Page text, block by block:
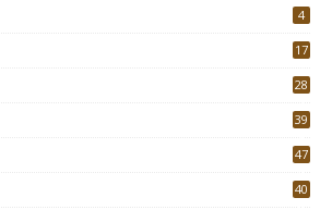
4
17
28
39
47
40